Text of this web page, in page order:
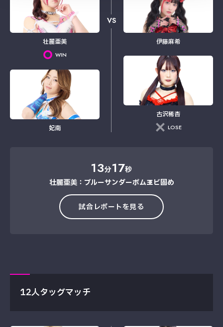
壮麗亜美
WIN
妃南
VS
伊藤麻希
古沢稀杏
LOSE
13分17秒
壮麗亜美：ブルーサンダーボム→エビ固め
試合レポートを見る
12人タッグマッチ